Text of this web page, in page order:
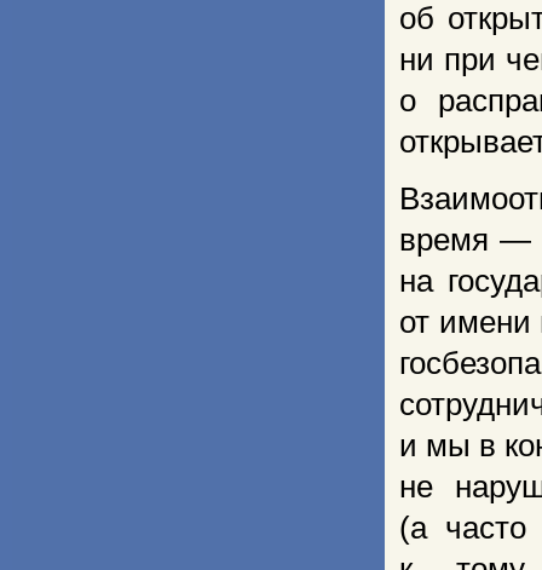
об
ни при
о
время —
на
от имени
и мы в
не
(а часто